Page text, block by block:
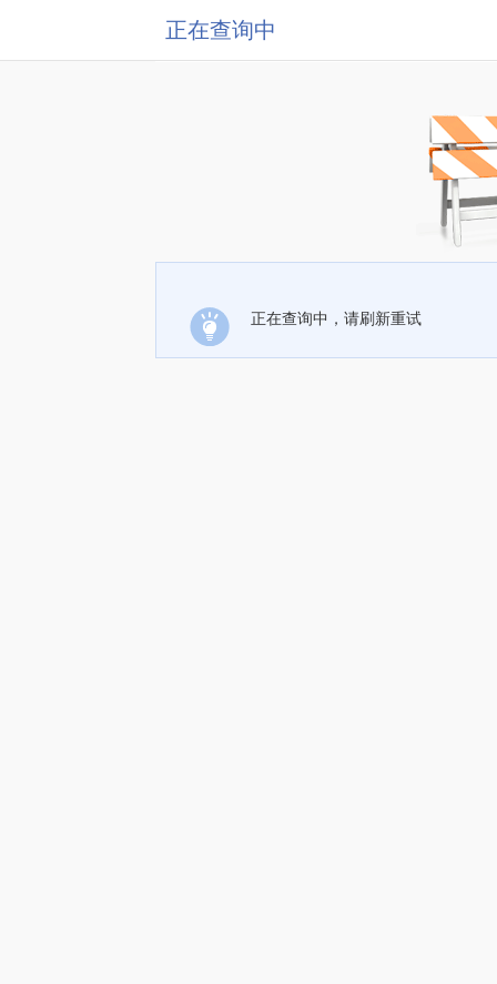
正在查询中
正在查询中，请刷新重试